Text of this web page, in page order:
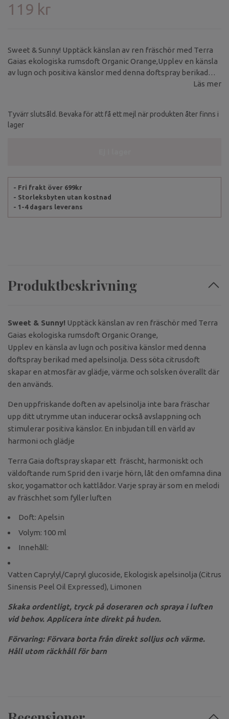
119 kr
Sweet & Sunny! Upptäck känslan av ren fräschör med Terra
Gaias ekologiska rumsdoft Organic Orange,Upplev en känsla
av lugn och positiva känslor med denna doftspray berikad
med apelsinolja. Dess söta citrusdoft skapar en atmosfär av
Läs mer
Tyvärr slutsåld. Bevaka för att få ett mejl när produkten åter finns i
lager
- Fri frakt över 699kr
- Storleksbyten utan kostnad
- 1-4 dagars leverans
Produktbeskrivning
Sweet & Sunny! Upptäck känslan av ren fräschör med Terra
Gaias ekologiska rumsdoft Organic Orange,
Upplev en känsla av lugn och positiva känslor med denna
doftspray berikad med apelsinolja. Dess söta citrusdoft
skapar en atmosfär av glädje, värme och solsken överallt där
den används.
Den uppfriskande doften av apelsinolja inte bara fräschar
upp ditt utrymme utan inducerar också avslappning och
stimulerar positiva känslor. En inbjudan till en värld av
harmoni och glädje
Terra Gaia doftspray skapar ett fräscht, harmoniskt och
väldoftande rum Sprid den i varje hörn, låt den omfamna dina
skor, yogamattor och kattlådor. Varje spray är som en melodi
av fräschhet som fyller luften
Doft: Apelsin
Volym: 100 ml
Innehåll:
Vatten Caprylyl/Capryl glucoside, Ekologisk apelsinolja (Citrus
Sinensis Peel Oil Expressed), Limonen
Skaka ordentligt, tryck på doseraren och spraya i luften
vid behov. Applicera inte direkt på huden.
Förvaring: Förvara borta från direkt solljus och värme.
Håll utom räckhåll för barn